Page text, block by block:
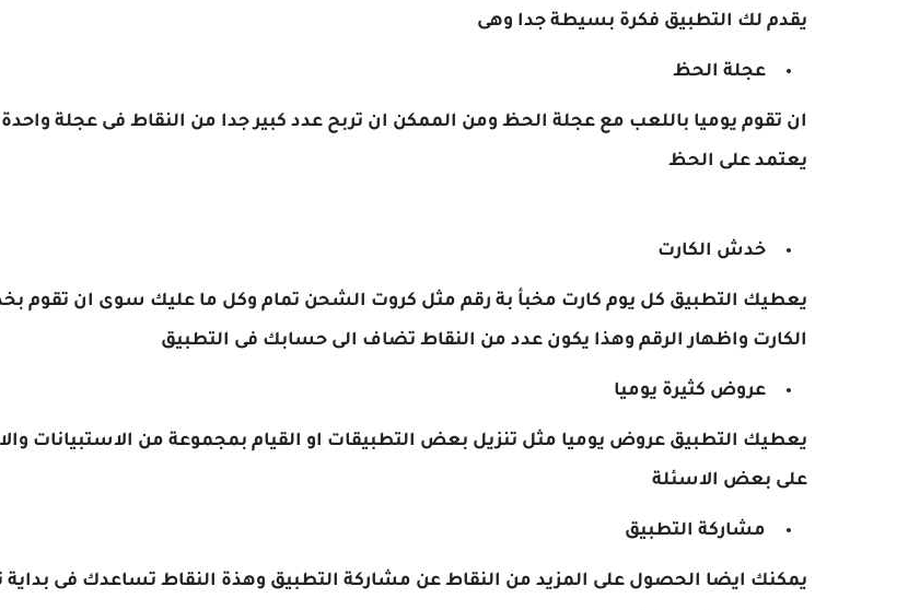
يقدم لك التطبيق فكرة بسيطة جدا وهى
عجلة الحظ
ان تقوم يوميا باللعب مع عجلة الحظ ومن الممكن ان تربح عدد كبير جدا من النقاط فى عجلة
يعتمد على الحظ
خدش الكارت
يعطيك التطبيق كل يوم كارت مخبأ بة رقم مثل كروت الشحن تمام وكل ما عليك سوى ان تقوم
الكارت واظهار الرقم وهذا يكون عدد من النقاط تضاف الى حسابك فى التطبيق
عروض كثيرة يوميا
يعطيك التطبيق عروض يوميا مثل تنزيل بعض التطبيقات او القيام بمجموعة من الاستبيانات
على بعض الاسئلة
مشاركة التطبيق
يمكنك ايضا الحصول على المزيد من النقاط عن مشاركة التطبيق وهذة النقاط تساعدك فى بداية